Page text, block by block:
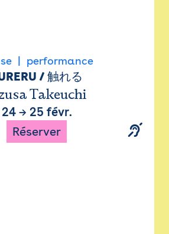
performance
/ 触れる
Takeuchi
24→ 25 févr.
Réserver